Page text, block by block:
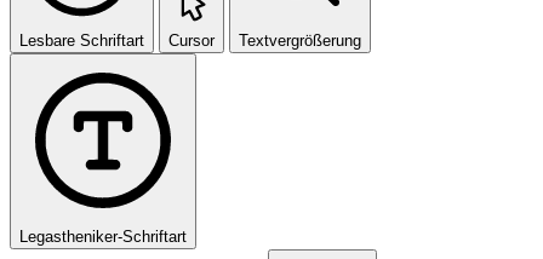
Lesbare Schriftart Cursor Textvergrößerung
Legastheniker-Schriftart